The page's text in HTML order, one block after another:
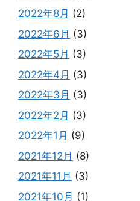
2022年8月 (2)
2022年6月 (3)
2022年5月 (3)
2022年4月 (3)
2022年3月 (3)
2022年2月 (3)
2022年1月 (9)
2021年12月 (8)
2021年11月 (3)
2021年10月 (1)